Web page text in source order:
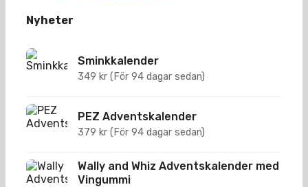
Nyheter
Sminkkalender
349 kr (För 94 dagar sedan)
PEZ Adventskalender
379 kr (För 94 dagar sedan)
Wally and Whiz Adventskalender med
Vingummi